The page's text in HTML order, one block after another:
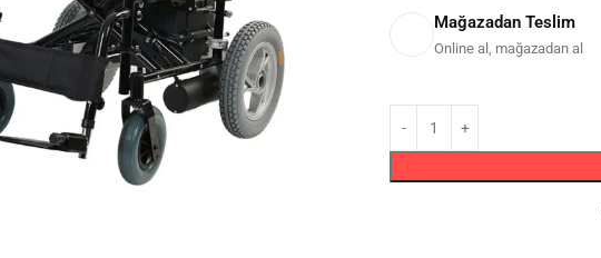
Mağazadan Teslim
Online al, mağazadan al